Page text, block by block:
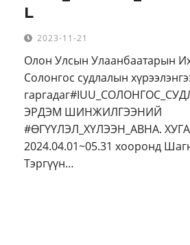
L
2023-11-21
Олон Улсын Улаанбаатарын
Солонгос судлалын
ЭРДЭМ ШИНЖИЛГЭЭНИЙ
#ӨГҮҮЛЭЛ_ХҮЛЭЭН_АВНА.
2024.04.01~05.31 хооронд
Тэргүүн…